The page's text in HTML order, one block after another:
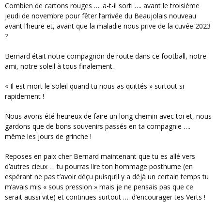
Combien de cartons rouges …. a-t-il sorti …. avant le troisième
jeudi de novembre pour fêter l’arrivée du Beaujolais nouveau
avant l’heure et, avant que la maladie nous prive de la cuvée 2023
?
Bernard était notre compagnon de route dans ce football, notre
ami, notre soleil à tous finalement.
« Il est mort le soleil quand tu nous as quittés » surtout si
rapidement !
Nous avons été heureux de faire un long chemin avec toi et, nous
gardons que de bons souvenirs passés en ta compagnie ….
même les jours de grinche !
Reposes en paix cher Bernard maintenant que tu es allé vers
d’autres cieux … tu pourras lire ton hommage posthume (en
espérant ne pas t’avoir déçu puisqu’il y a déjà un certain temps tu
m’avais mis « sous pression » mais je ne pensais pas que ce
serait aussi vite) et continues surtout …. d’encourager tes Verts !